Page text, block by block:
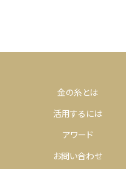
金の糸とは
活用するには
アワード
お問い合わせ